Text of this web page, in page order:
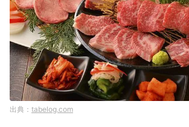
tabelog.com